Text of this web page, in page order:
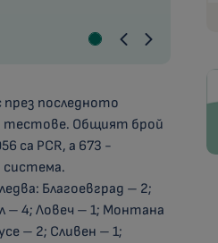
през последното
тестове. Общият брой
са PCR, а 673 -
система.
Благоевград – 2;
– 4; Ловеч – 1; Монтана
– 2; Сливен – 1;